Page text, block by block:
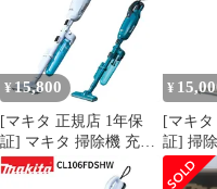
充電式クリーナ コード
レス おすすめ 軽量
0.88kg トリガスイッチ
ハンディ 家庭用 業務用
一人暮らし 新生活 車
プセル
チ
ンディ
家庭用
し 新
¥15,800
[マキタ 正規店 1年保
証] マキタ 掃除機 充電
式 18V カプセル式 サイ
クロンアタッチメント
¥
[マキタ
証] 掃
ーナー
1.3Ah